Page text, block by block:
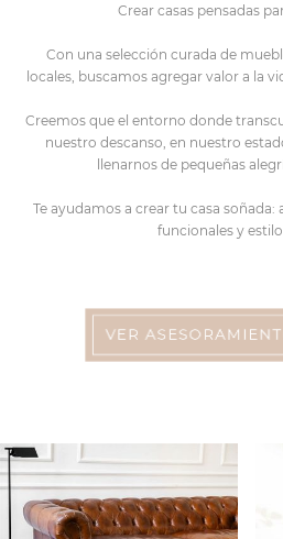
Crear casas pensadas
Con una selección curada de
locales, buscamos agregar valor a la
Creemos que el entorno donde
nuestro descanso, en nuestro
llenarnos de pequeñas
Te ayudamos a crear tu casa soñada:
funcionales y estilo